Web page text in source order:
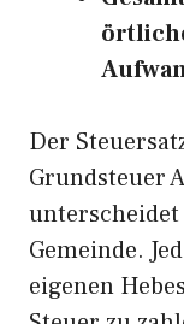
Der
Grundsteuer
unterscheidet
Gemeinde.
eigenen